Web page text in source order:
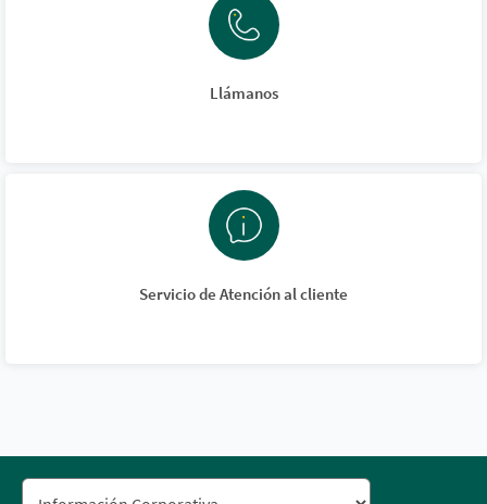
Llámanos
Servicio de Atención al cliente